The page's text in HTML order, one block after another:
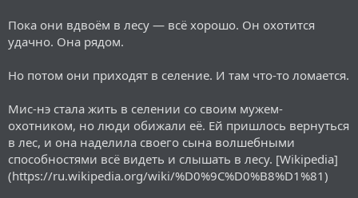
Пока они вдвоём в лесу — всё хорошо. Он охотится
удачно. Она рядом.
Но потом они приходят в селение. И там что-то ломается.
Мис-нэ стала жить в селении со своим мужем-
охотником, но люди обижали её. Ей пришлось вернуться
в лес, и она наделила своего сына волшебными
способностями всё видеть и слышать в лесу. [Wikipedia]
(https://ru.wikipedia.org/wiki/%D0%9C%D0%B8%D1%81)